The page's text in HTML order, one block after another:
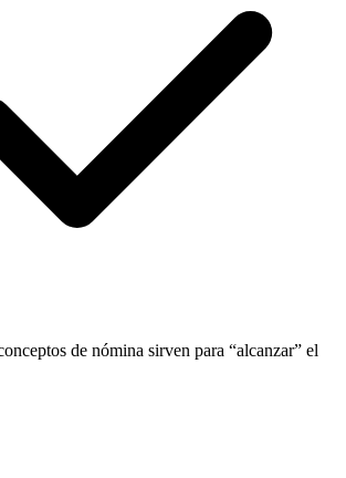
de nómina sirven para “alcanzar” el